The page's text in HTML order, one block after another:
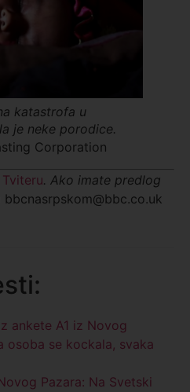
katastrofa u
je neke porodice.
Corporation
Tviteru. Ako imate predlog
bbcnasrpskom@bbc.co.uk
ankete A1 iz Novog
osoba se kockala, svaka
Pazara: Na Svetski